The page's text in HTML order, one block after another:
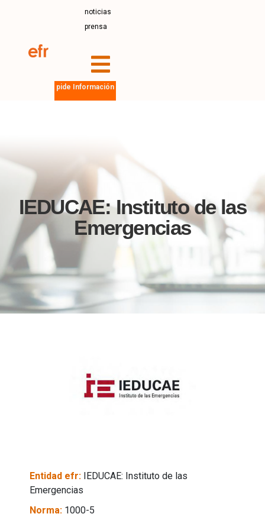
noticias
prensa
pide Información
IEDUCAE: Instituto de las
Emergencias
Entidad efr:
IEDUCAE: Instituto de las
Emergencias
Norma: 1000-5